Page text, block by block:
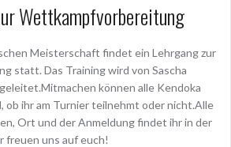
Wettkampfvorbereitung
Meisterschaft findet ein Lehrgang zur
statt. Das Training wird von Sascha
können alle Kendoka
ob ihr am Turnier teilnehmt oder nicht.Alle
Ort und der Anmeldung findet ihr in der
freuen uns auf euch!